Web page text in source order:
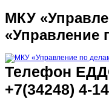
МКУ
«Управление
Телефон
+7(34248) 4-